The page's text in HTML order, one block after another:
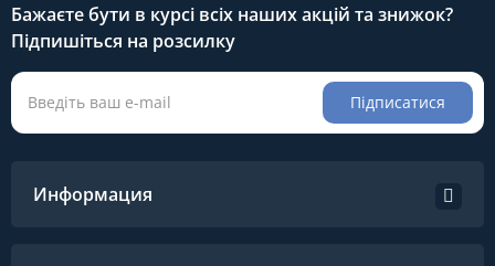
Бажаєте бути в курсі всіх наших акцій та знижок?
Підпишіться на розсилку
Підписатися
Информация